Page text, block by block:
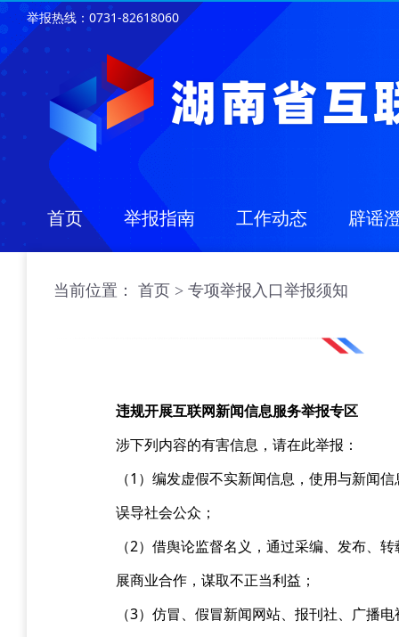
举报热线：0731-82618060
首页 举报指南 工作动态 辟谣
当前位置： 首页 > 专项举报入口举报须知
违规开展互联网新闻信息服务举报专区
涉下列内容的有害信息，请在此举报：
（1）编发虚假不实新闻信息，使用与新闻
误导社会公众；
（2）借舆论监督名义，通过采编、发布、
展商业合作，谋取不正当利益；
（3）仿冒、假冒新闻网站、报刊社、广播